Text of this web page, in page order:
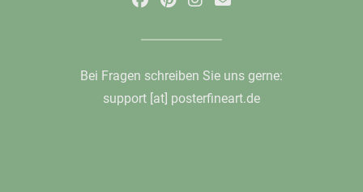
Bei Fragen schreiben Sie uns gerne:
support [at] posterfineart.de